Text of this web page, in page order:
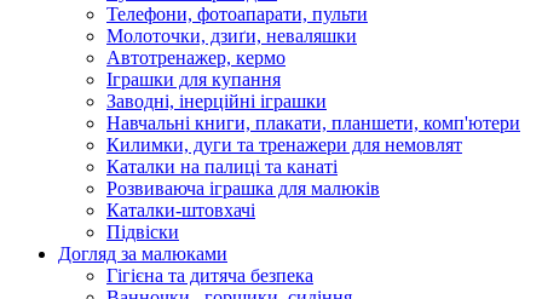
Телефони, фотоапарати, пульти
Молоточки, дзиґи, неваляшки
Автотренажер, кермо
Іграшки для купання
Заводні, інерційні іграшки
Навчальні книги, плакати, планшети, комп'ютери
Килимки, дуги та тренажери для немовлят
Каталки на палиці та канаті
Розвиваюча іграшка для малюків
Каталки-штовхачі
Підвіски
Догляд за малюками
Гігієна та дитяча безпека